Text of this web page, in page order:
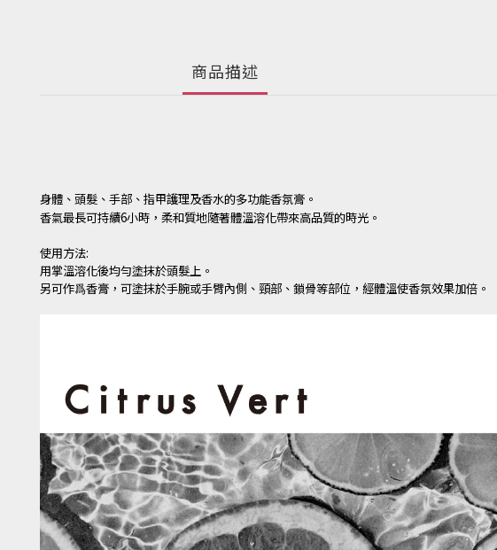
商品描述
身體、頭髮、手部、指甲護理及香水的多功能香氛膏。
香氣最長可持續6小時，柔和質地隨著體溫溶化帶來高品質的時光。
使用方法:
用掌溫溶化後均勻塗抹於頭髮上。
另可作爲香膏，可塗抹於手腕或手臂內側、頸部、鎖骨等部位，經體溫使香氛效果加倍。